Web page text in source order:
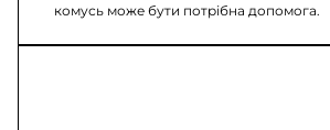
комусь може бути потрібна допомога.